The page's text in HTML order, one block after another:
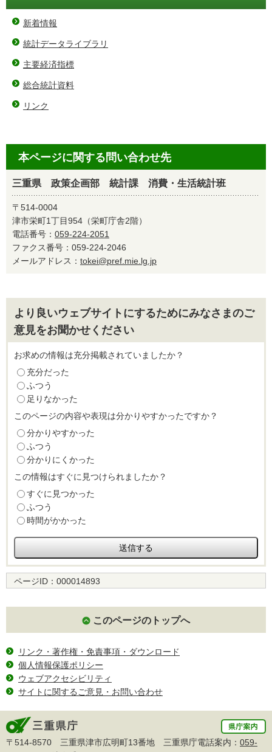
新着情報
統計データライブラリ
主要経済指標
総合統計資料
リンク
本ページに関する問い合わせ先
三重県 政策企画部 統計課 消費・生活統計班
〒514-0004
津市栄町1丁目954（栄町庁舎2階）
電話番号： 059-224-2051
ファクス番号：059-224-2046
メールアドレス： tokei@pref.mie.lg.jp
より良いウェブサイトにするためにみなさまのご
意見をお聞かせください
お求めの情報は充分掲載されていましたか？
充分だった
ふつう
足りなかった
このページの内容や表現は分かりやすかったですか？
分かりやすかった
ふつう
分かりにくかった
この情報はすぐに見つけられましたか？
すぐに見つかった
ふつう
時間がかかった
ページID： 000014893
このページのトップへ
リンク・著作権・免責事項・ダウンロード
個人情報保護ポリシー
ウェブアクセシビリティ
サイトに関するご意見・お問い合わせ
〒514-8570 三重県津市広明町13番地 三重県庁電話案内： 059-